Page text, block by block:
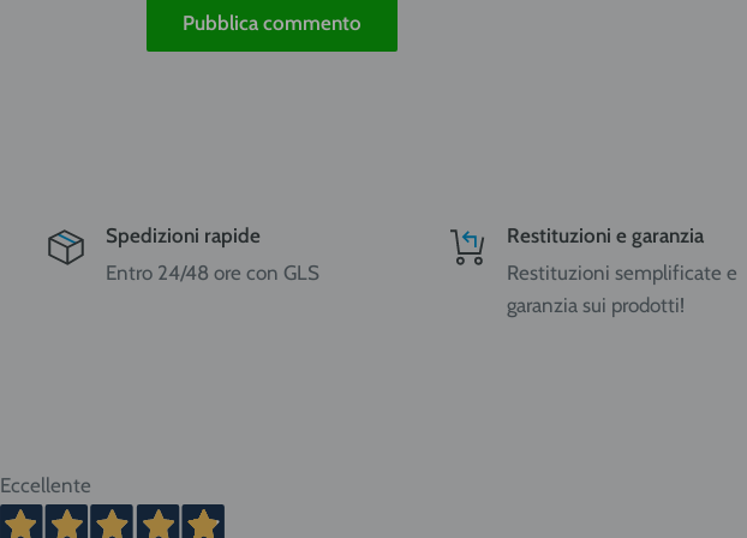
Pubblica commento
Spedizioni rapide
Entro 24/48 ore con GLS
Restituzioni e garanzia
Restituzioni semplificate e
garanzia sui prodotti!
Eccellente